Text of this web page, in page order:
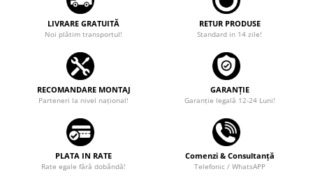
LIVRARE GRATUITĂ
Noi plătim transportul!
RETUR PRODUSE
Standard in 14 zile!
RECOMANDARE MONTAJ
Parteneri la nivel național!
GARANȚIE
Garanţie legală 12-24 Luni!
PLATA IN RATE
Rate egale fără dobândă!
Comenzi & Consultanță
Telefonic / WhatsAPP